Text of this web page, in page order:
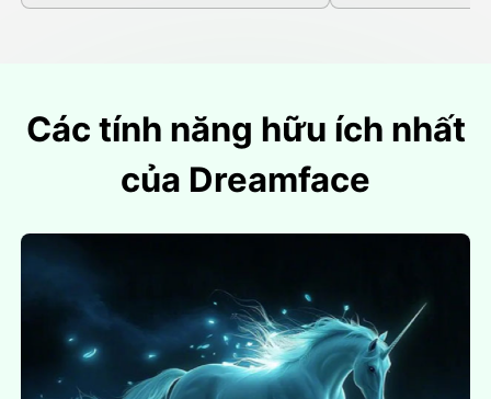
Các tính năng hữu ích nhất
của Dreamface